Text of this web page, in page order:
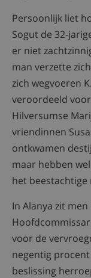
Persoonlijk liet
Sogut de 32-
er niet
man verzette
zich wegvoeren
veroordeeld
Hilversumse
vriendinnen
ontkwamen
maar hebben
het beestachtige
In Alanya zit
voor de
negentig
beslissing